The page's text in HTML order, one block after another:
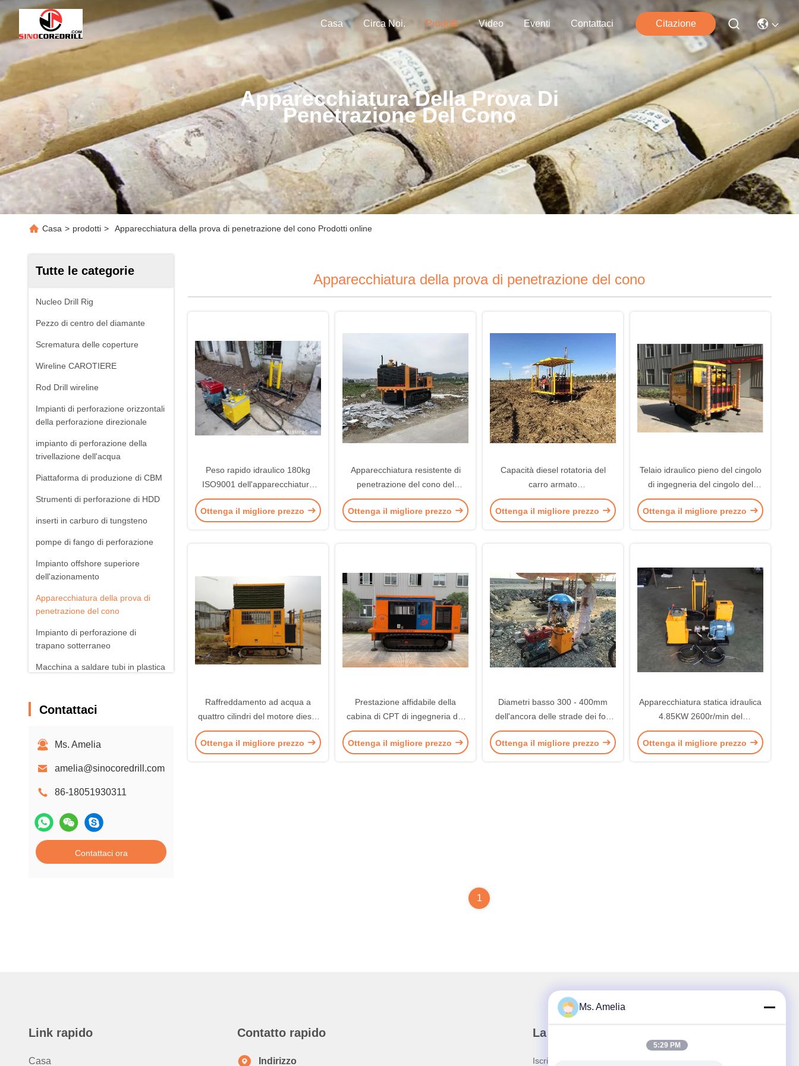
Casa Circa Noi. Prodotti Video Eventi Contattaci Citazione
Apparecchiatura Della Prova Di
Penetrazione Del Cono
Casa > prodotti > Apparecchiatura della prova di penetrazione del cono Prodotti online
Tutte le categorie
Nucleo Drill Rig
Pezzo di centro del diamante
Scrematura delle coperture
Wireline CAROTIERE
Rod Drill wireline
Impianti di perforazione orizzontali
della perforazione direzionale
impianto di perforazione della
trivellazione dell'acqua
Piattaforma di produzione di CBM
Strumenti di perforazione di HDD
inserti in carburo di tungsteno
pompe di fango di perforazione
Impianto offshore superiore
dell'azionamento
Apparecchiatura della prova di
penetrazione del cono
Impianto di perforazione di
trapano sotterraneo
Macchina a saldare tubi in plastica
Aeratori rotatori
Contattaci
Ms. Amelia
amelia@sinocoredrill.com
86-18051930311
Contattaci ora
Apparecchiatura della prova di penetrazione del cono
Peso rapido idraulico 180kg
ISO9001 dell'apparecchiatura
della prova di penetrazione del
cono dell'accoppiamento
Ottenga il migliore prezzo
Apparecchiatura resistente di
penetrazione del cono del
cingolo di CPT con un colpo
idraulico di 4 gambe/790mm
Ottenga il migliore prezzo
Capacità diesel rotatoria del
carro armato
dell'apparecchiatura 49L della
prova di penetrazione del cono
Ottenga il migliore prezzo
Telaio idraulico pieno del cingolo
di ingegneria del cingolo del
martello CPT di percussione
Ottenga il migliore prezzo
Raffreddamento ad acqua a
quattro cilindri del motore diesel
del cingolo del cono di
penetrazione
Ottenga il migliore prezzo
Prestazione affidabile della
cabina di CPT di ingegneria del
cono di penetrazione
dell'apparecchiatura idraulica
Ottenga il migliore prezzo
Diametri basso 300 - 400mm
dell'ancora delle strade dei fori
del cono di penetrazione
dell'apparecchiatura portatile
Ottenga il migliore prezzo
Apparecchiatura statica idraulica
4.85KW 2600r/min del
penetrometro di cono di CPT
valutata
Ottenga il migliore prezzo
1
Link rapido
Casa
Contatto rapido
Indirizzo
La nostra newsletter
Iscriviti alla nostra newsletter per sconti e altro ancora.
Ms. Amelia
5:29 PM